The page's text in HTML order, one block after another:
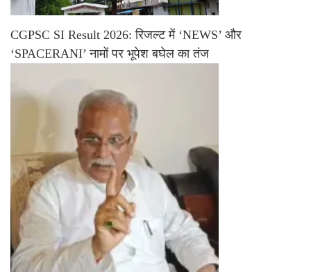
CGPSC SI Result 2026: रिजल्ट में ‘NEWS’ और
‘SPACERANI’ नामों पर भूपेश बघेल का तंज